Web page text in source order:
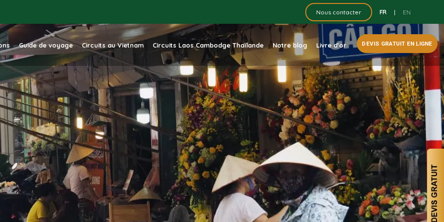
Nous contacter FR | EN
Guide de voyage Circuits au Vietnam Circuits Laos Cambodge Thaïlande Notre blog Livre d'or DEVIS GRATUIT EN LIGNE